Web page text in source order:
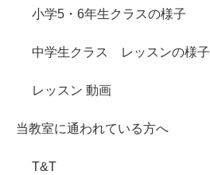
小学5・6年生クラスの様子
中学生クラス レッスンの様子
レッスン 動画
当教室に通われている方へ
T&T